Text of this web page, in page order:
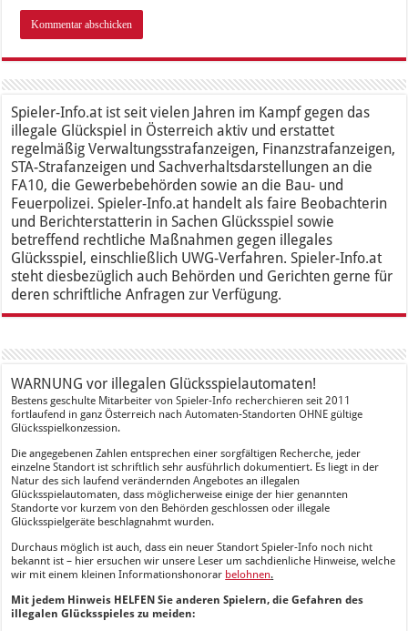
Spieler-Info.at ist seit vielen Jahren im Kampf gegen das
illegale Glückspiel in Österreich aktiv und erstattet
regelmäßig Verwaltungsstrafanzeigen, Finanzstrafanzeigen,
STA-Strafanzeigen und Sachverhaltsdarstellungen an die
FA10, die Gewerbebehörden sowie an die Bau- und
Feuerpolizei. Spieler-Info.at handelt als faire Beobachterin
und Berichterstatterin in Sachen Glücksspiel sowie
betreffend rechtliche Maßnahmen gegen illegales
Glücksspiel, einschließlich UWG-Verfahren. Spieler-Info.at
steht diesbezüglich auch Behörden und Gerichten gerne für
deren schriftliche Anfragen zur Verfügung.
WARNUNG vor illegalen Glücksspielautomaten!
Bestens geschulte Mitarbeiter von Spieler-Info recherchieren seit 2011
fortlaufend in ganz Österreich nach Automaten-Standorten OHNE gültige
Glücksspielkonzession.
Die angegebenen Zahlen entsprechen einer sorgfältigen Recherche, jeder
einzelne Standort ist schriftlich sehr ausführlich dokumentiert. Es liegt in der
Natur des sich laufend verändernden Angebotes an illegalen
Glücksspielautomaten, dass möglicherweise einige der hier genannten
Standorte vor kurzem von den Behörden geschlossen oder illegale
Glücksspielgeräte beschlagnahmt wurden.
Durchaus möglich ist auch, dass ein neuer Standort Spieler-Info noch nicht
bekannt ist – hier ersuchen wir unsere Leser um sachdienliche Hinweise, welche
wir mit einem kleinen Informationshonorar belohnen.
Mit jedem Hinweis HELFEN Sie anderen Spielern, die Gefahren des
illegalen Glücksspieles zu meiden: